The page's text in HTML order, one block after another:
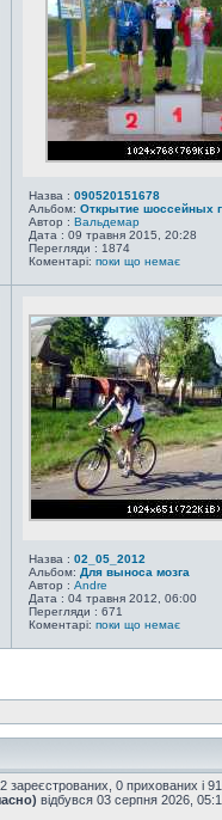
Назва : 090520151678
Альбом: Открытие шоссейных
Автор : Вальдемар
Дата : 09 травня 2015, 20:28
Перегляди : 1874
Коментарі: поки що немає
Назва : 02_05_2012
Альбом: Для выноса мозга
Автор : Andre
Дата : 04 травня 2012, 06:00
Перегляди : 671
Коментарі: поки що немає
зареєстрованих, 0 прихованих і
відбувся 03 серпня 2026,